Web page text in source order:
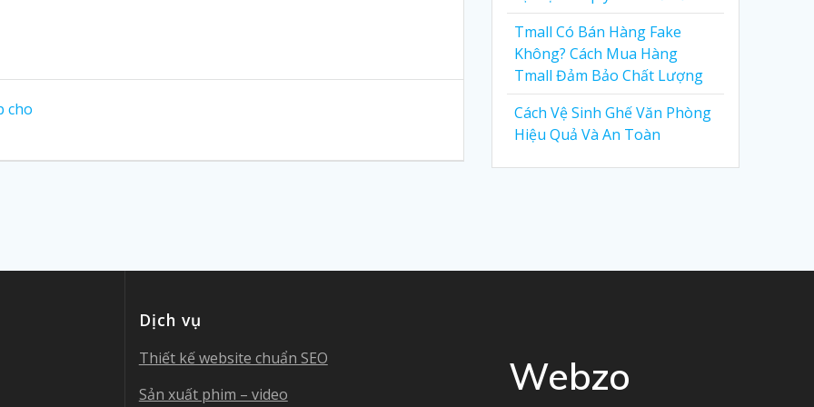
cho
Tmall Có Bán Hàng Fake
Không? Cách Mua Hàng
Tmall Đảm Bảo Chất Lượng
Cách Vệ Sinh Ghế Văn Phòng
Hiệu Quả Và An Toàn
Dịch vụ
Thiết kế website chuẩn SEO
Sản xuất phim – video
Webzo